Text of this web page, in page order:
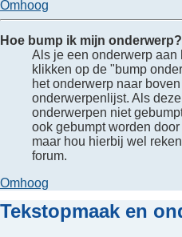
Omhoog
Hoe bump ik mijn onderwerp?
Als je een onderwerp
klikken op de "bump
het onderwerp naar
onderwerpenlijst. Als
onderwerpen niet
ook gebumpt worden
maar hou hierbij wel
forum.
Omhoog
Tekstopmaak en